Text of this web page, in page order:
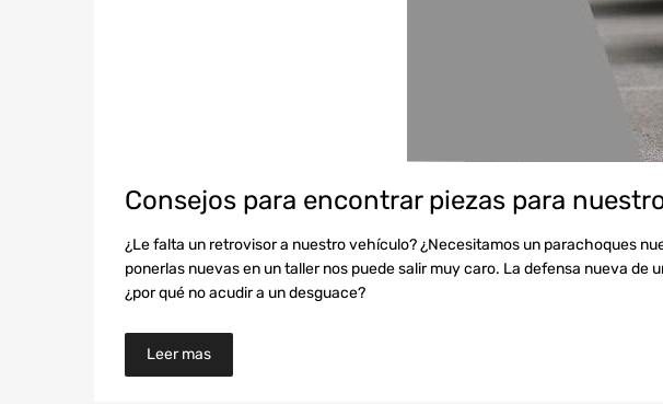
Consejos para encontrar piezas para
¿Le falta un retrovisor a nuestro vehículo? ¿Necesitamos un parachoques
ponerlas nuevas en un taller nos puede salir muy caro. La defensa nueva de
¿por qué no acudir a un desguace?
Leer mas